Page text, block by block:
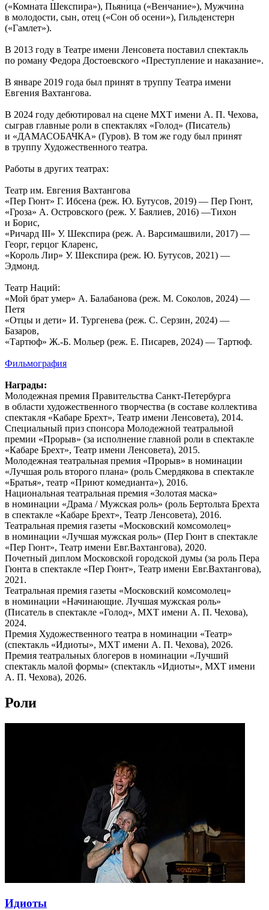
(«Комната Шекспира»), Пьяница («Венчание»), Мужчина
в молодости, сын, отец («Сон об осени»), Гильденстерн
(«Гамлет»).
В 2013 году в Театре имени Ленсовета поставил спектакль
по роману Федора Достоевского «Преступление и наказание».
В январе 2019 года был принят в труппу Театра имени
Евгения Вахтангова.
В 2024 году дебютировал на сцене МХТ имени А. П. Чехова,
сыграв главные роли в спектаклях «Голод» (Писатель)
и «ДАМАСОБАЧКА» (Гуров). В том же году был принят
в труппу Художественного театра.
Работы в других театрах:
Театр им. Евгения Вахтангова
«Пер Гюнт» Г. Ибсена (реж. Ю. Бутусов, 2019) — Пер Гюнт,
«Гроза» А. Островского (реж. У. Баялиев, 2016) —Тихон
и Борис,
«Ричард III» У. Шекспира (реж. А. Варсимашвили, 2017) —
Георг, герцог Кларенс,
«Король Лир» У. Шекспира (реж. Ю. Бутусов, 2021) —
Эдмонд.
Театр Наций:
«Мой брат умер» А. Балабанова (реж. М. Соколов, 2024) —
Петя
«Отцы и дети» И. Тургенева (реж. С. Серзин, 2024) —
Базаров,
«Тартюф» Ж.-Б. Мольер (реж. Е. Писарев, 2024) — Тартюф.
Фильмография
Награды:
Молодежная премия Правительства Санкт-Петербурга
в области художественного творчества (в составе коллектива
спектакля «Кабаре Брехт», Театр имени Ленсовета), 2014.
Специальный приз спонсора Молодежной театральной
премии «Прорыв» (за исполнение главной роли в спектакле
«Кабаре Брехт», Театр имени Ленсовета), 2015.
Молодежная театральная премия «Прорыв» в номинации
«Лучшая роль второго плана» (роль Смердякова в спектакле
«Братья», театр «Приют комедианта»), 2016.
Национальная театральная премия «Золотая маска»
в номинации «Драма / Мужская роль» (роль Бертольта Брехта
в спектакле «Кабаре Брехт», Театр Ленсовета), 2016.
Театральная премия газеты «Московский комсомолец»
в номинации «Лучшая мужская роль» (Пер Гюнт в спектакле
«Пер Гюнт», Театр имени Евг.Вахтангова), 2020.
Почетный диплом Московской городской думы (за роль Пера
Гюнта в спектакле «Пер Гюнт», Театр имени Евг.Вахтангова),
2021.
Театральная премия газеты «Московский комсомолец»
в номинации «Начинающие. Лучшая мужская роль»
(Писатель в спектакле «Голод», МХТ имени А. П. Чехова),
2024.
Премия Художественного театра в номинации «Театр»
(спектакль «Идиоты», МХТ имени А. П. Чехова), 2026.
Премия театральных блогеров в номинации «Лучший
спектакль малой формы» (спектакль «Идиоты», МХТ имени
А. П. Чехова), 2026.
Роли
Идиоты